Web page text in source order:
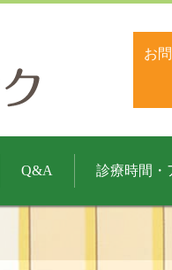
お
Q&A 診療時間・